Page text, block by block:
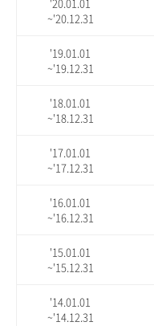
~'20.12.31
'19.01.01
~'19.12.31
'18.01.01
~'18.12.31
'17.01.01
~'17.12.31
'16.01.01
~'16.12.31
'15.01.01
~'15.12.31
'14.01.01
~'14.12.31